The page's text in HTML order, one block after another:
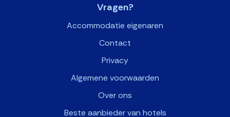
Vragen?
Accommodatie eigenaren
Contact
Privacy
Algemene voorwaarden
Over ons
Beste aanbieder van hotels